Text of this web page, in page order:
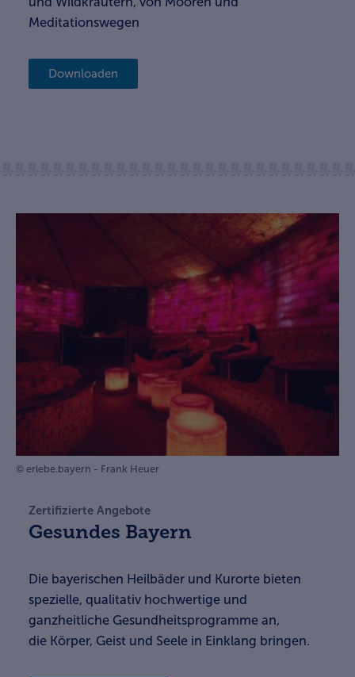
Meditationswegen
Downloaden
© erlebe.bayern - Frank Heuer
Zertifizierte Angebote
Gesundes Bayern
Die bayerischen Heilbäder und Kurorte bieten
spezielle, qualitativ hochwertige und
ganzheitliche Gesundheitsprogramme an,
die Körper, Geist und Seele in Einklang bringen.